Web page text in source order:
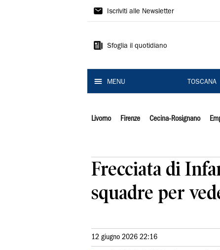
Il
Iscriviti alle Newsletter
Sfoglia il quotidiano
MENU TOSCANA
Livorno Firenze Cecina-Rosignano
Frecciata di
squadre per
12 giugno 2026 22:16